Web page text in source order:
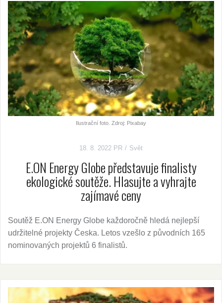
Ilustrační foto. Zdroj: Pixabay
18. 8. 2022 PR Svět
E.ON Energy Globe představuje finalisty
ekologické soutěže. Hlasujte a vyhrajte
zajímavé ceny
Soutěž E.ON Energy Globe každoročně hledá nejlepší
udržitelné projekty Česka. Letos vzešlo z původních 165
nominovaných projektů 6 finalistů.